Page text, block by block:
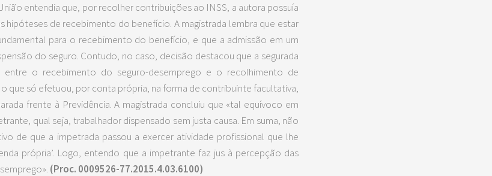
entendia que, por recolher contribuições ao INSS, a autora possuía
hipóteses de recebimento do benefício. A magistrada lembra que estar
para o recebimento do benefício, e que a admissão em um
do seguro. Contudo, no caso, decisão destacou que a segurada
entre o recebimento do seguro-desemprego e o recolhimento de
que só efetuou, por conta própria, na forma de contribuinte facultativa,
frente à Previdência. A magistrada concluiu que «tal equívoco em
qual seja, trabalhador dispensado sem justa causa. Em suma, não
de que a impetrada passou a exercer atividade profissional que lhe
própria’. Logo, entendo que a impetrante faz jus à percepção das
(Proc. 0009526-77.2015.4.03.6100)